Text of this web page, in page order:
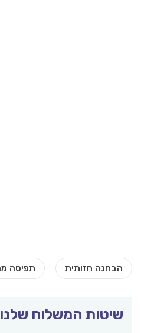
שיטות המשלוח שלנו